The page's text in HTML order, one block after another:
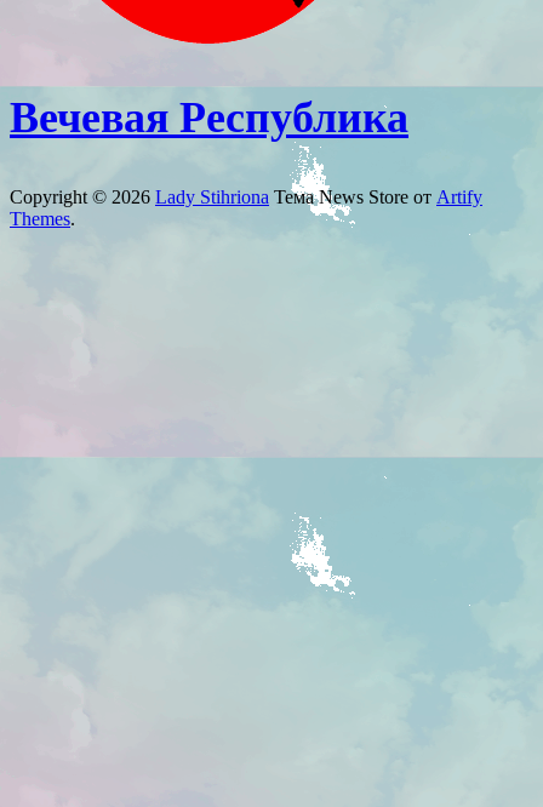
Вечевая Республика
Copyright © 2026 Lady Stihriona Тема News Store от Artify
Themes.